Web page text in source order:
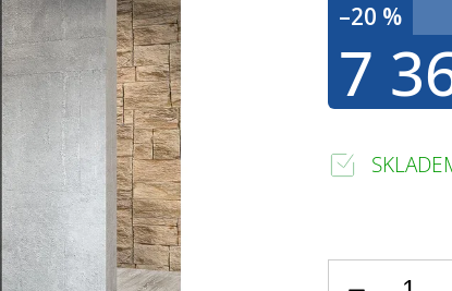
–20 %
7